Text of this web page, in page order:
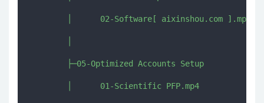
        │      02-Software[ aixinshou.com ].mp4
        ├─05-Optimized Accounts Setup
        │      01-Scientific PFP.mp4